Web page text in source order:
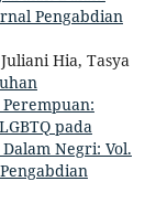
Pengabdian
Hia, Tasya
pada
Negri: Vol.